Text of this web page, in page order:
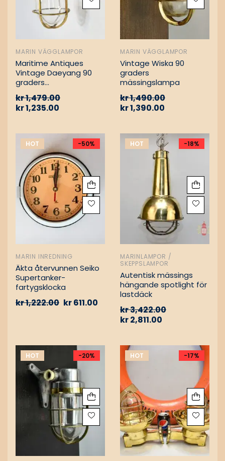
MARIN VÄGGLAMPOR
Maritime Antiques
Vintage Daeyang 90
graders
kr1,479.00
kr1,235.00
MARIN VÄGGLAMPOR
Vintage Wiska 90
graders
mässingslampa
kr1,490.00
kr1,390.00
HOT -50%
MARIN INREDNING
Äkta återvunnen Seiko
Supertanker-
fartygsklocka
kr1,222.00 kr611.00
HOT -18%
MARINLAMPOR /
SKEPPSLAMPOR
Autentisk mässings
hängande spotlight för
lastdäck
kr3,422.00
kr2,811.00
HOT -20% HOT -17%